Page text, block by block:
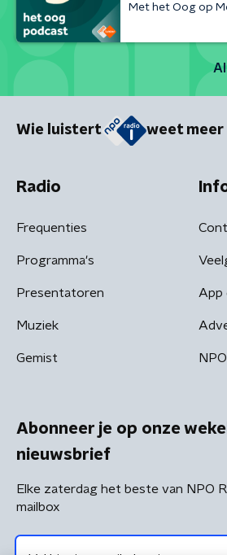
Met het Oog op
Wie luistert weet meer
Radio
Frequenties
Programma's
Presentatoren
Muziek
Gemist
App
Abonneer je op onze
nieuwsbrief
Elke zaterdag het beste van NPO
mailbox